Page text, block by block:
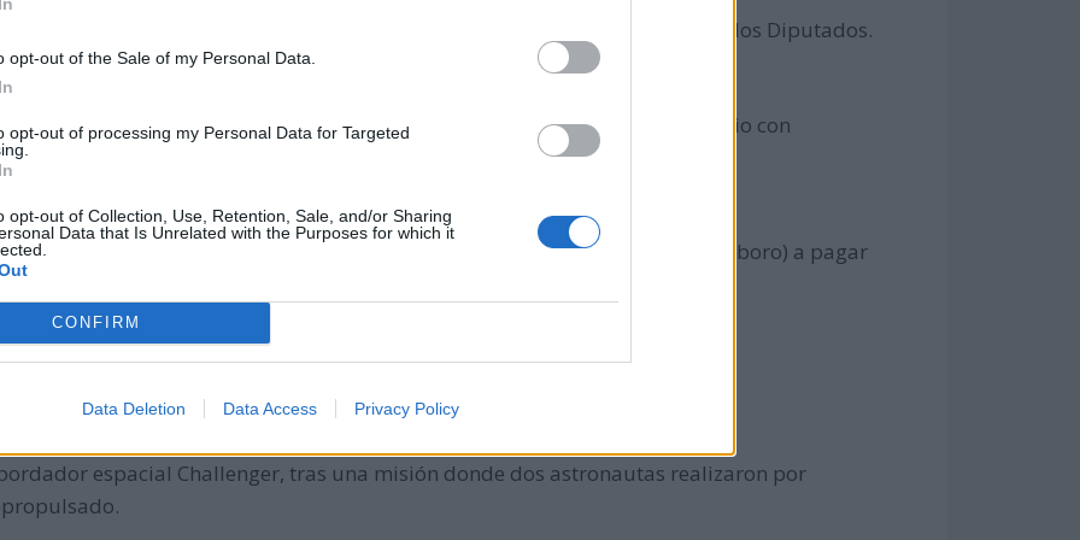
opt-out of the Sale of my Personal Data.
opt-out of processing my Personal Data for Targeted
opt-out of Collection, Use, Retention, Sale, and/or Sharing
Data that Is Unrelated with the Purposes for which it
CONFIRM
Data Deletion Data Access Privacy Policy
de la Física, declarado por la UNESCO con un acto en el Congreso de los Diputados.
en la Patagonia el único yacimiento, hasta la fecha, de huevos de dinosaurio con
un jurado condena a Philip Morris (empresa fabricante de los cigarrillos Marlboro) a pagar
con cáncer de pulmón irreversible.
tras 27 años de cautiverio.
espacial Challenger, tras una misión donde dos astronautas realizaron por